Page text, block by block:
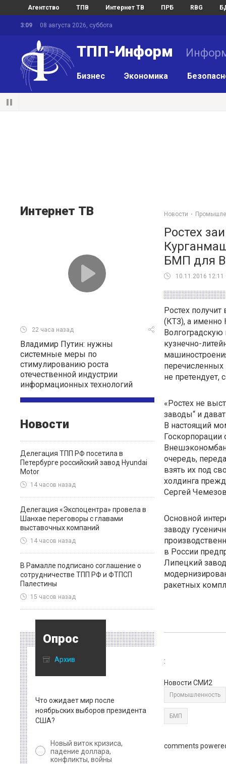
Агентство ТПВ Интернет ТВ ПРБ RBG
3:09 08 августа 2026, суббота
ТПП-Информ
Бизнес Экономика
Интернет ТВ
22 часа назад
Владимир Путин: нужны
системные меры по
стимулированию роста
отечественной индустрии
информационных технологий
Новости
Делегация ТПП РФ посетила в
Петербурге российский завод Hyundai
Motor
14 часов назад
Делегация «Экспоцентра» провела в
Шанхае переговоры с главами
выставочных компаний
14 часов назад
В Рамалле подписано соглашение о
сотрудничестве ТПП РФ и ФТПСП
Палестины
15 часов назад
Опрос
Архив
Что ожидает мир после
ноябрьских выборов президента
США?
Новый виток кризиса,
падение доллара,
конфликты, войны
Новости
Ростех
БМП для
10.11.2016 12:11
Ростех
(КТЗ), а именно
кузнечно-
перечисленных
не претендует,
«Ростех не
заводы“ и
В настоящий
очередь,
взять их под
холдинга
Сергей
Основной
заводу
в России
Липецкий
ракетных
:
Новости СМИ2
Промышленность
БМП
comments